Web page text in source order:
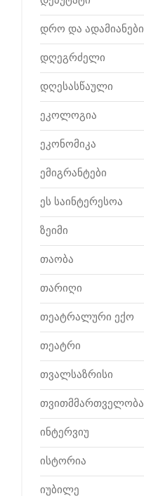
დრო და ადამიანები
დღეგრძელი
დღესასწაული
ეკოლოგია
ეკონომიკა
ემიგრანტები
ეს საინტერესოა
ზეიმი
თაობა
თარიღი
თეატრალური ექო
თეატრი
თვალსაზრისი
თვითმმართველობა
ინტერვიუ
ისტორია
იუბილე